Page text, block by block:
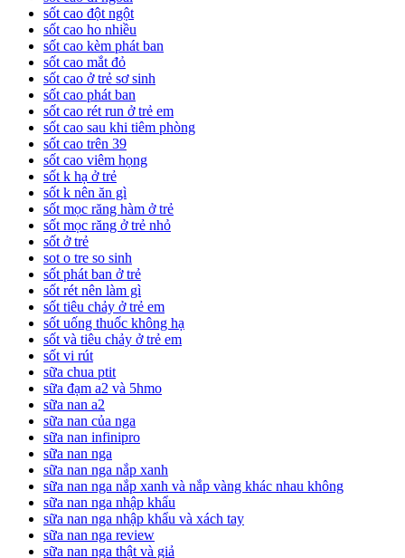
sốt cao đột ngột
sốt cao ho nhiều
sốt cao kèm phát ban
sốt cao mắt đỏ
sốt cao ở trẻ sơ sinh
sốt cao phát ban
sốt cao rét run ở trẻ em
sốt cao sau khi tiêm phòng
sốt cao trên 39
sốt cao viêm họng
sốt k hạ ở trẻ
sốt k nên ăn gì
sốt mọc răng hàm ở trẻ
sốt mọc răng ở trẻ nhỏ
sốt ở trẻ
sot o tre so sinh
sốt phát ban ở trẻ
sốt rét nên làm gì
sốt tiêu chảy ở trẻ em
sốt uống thuốc không hạ
sốt và tiêu chảy ở trẻ em
sốt vi rút
sữa chua ptit
sữa đạm a2 và 5hmo
sữa nan a2
sữa nan của nga
sữa nan infinipro
sữa nan nga
sữa nan nga nắp xanh
sữa nan nga nắp xanh và nắp vàng khác nhau không
sữa nan nga nhập khẩu
sữa nan nga nhập khẩu và xách tay
sữa nan nga review
sữa nan nga thật và giả